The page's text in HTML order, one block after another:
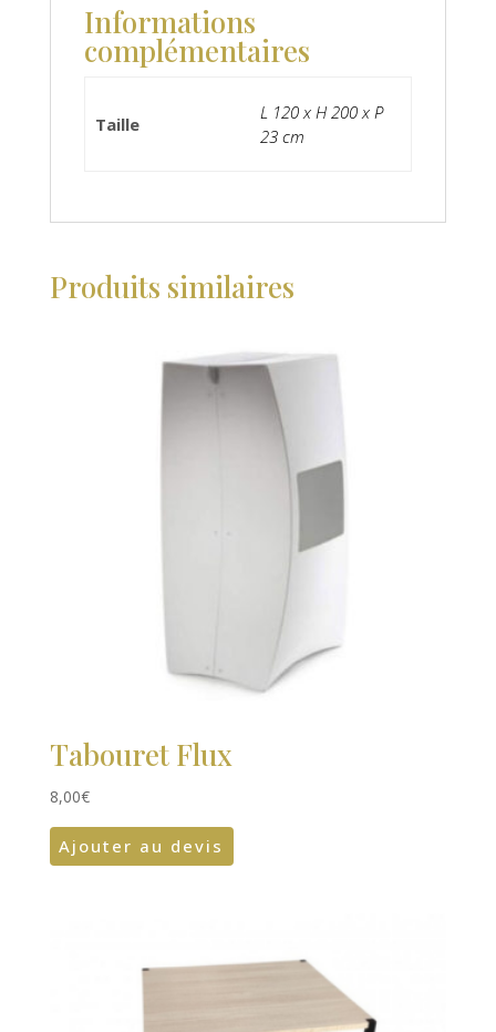
Informations
complémentaires
Taille
L 120 x H 200 x P
23 cm
Produits similaires
Tabouret Flux
8,00€
Ajouter au devis